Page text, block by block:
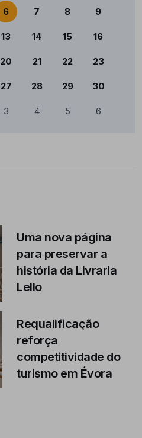
6 7 8 9
13 14 15 16
20 21 22 23
27 28 29 30
3 4 5 6
Uma nova página
para preservar a
história da Livraria
Lello
Requalificação
reforça
competitividade do
turismo em Évora